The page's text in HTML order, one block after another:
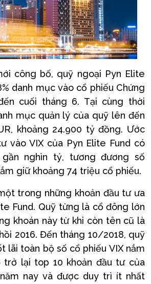
công bố, quỹ ngoại Pyn Elite
danh mục vào cổ phiếu Chứng
cuối tháng 6. Tại cùng thời
mục quản lý của quỹ lên đến
khoảng 24.900 tỷ đồng. Ước
vào VIX của Pyn Elite Fund có
nghìn tỷ, tương đương số
giữ khoảng 74 triệu cổ phiếu.
trong những khoản đầu tư ưa
Fund. Quỹ từng là cổ đông lớn
khoán này từ khi còn tên cũ là
2016. Đến tháng 10/2018, quỹ
lãi toàn bộ số cổ phiếu VIX nắm
trở lại top 10 khoản đầu tư của
nay và được duy trì ít nhất